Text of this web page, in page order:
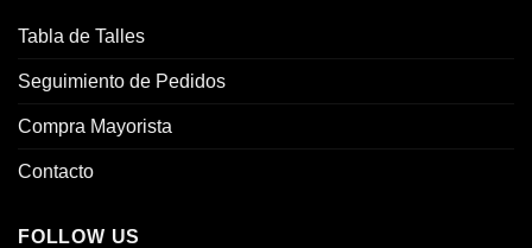
Tabla de Talles
Seguimiento de Pedidos
Compra Mayorista
Contacto
FOLLOW US